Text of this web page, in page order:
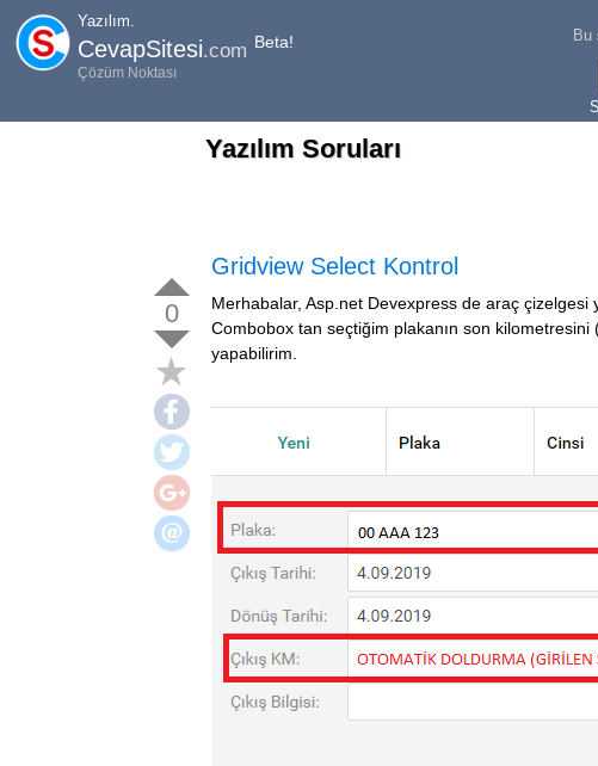
Yazılım.
CevapSitesi.com Beta!
Çözüm Noktası
Bu
Yazılım Soruları
0
Gridview Select Kontrol
Merhabalar, Asp.net Devexpress de araç çizelgesi
Combobox tan seçtiğim plakanın son kilometresini
yapabilirim.